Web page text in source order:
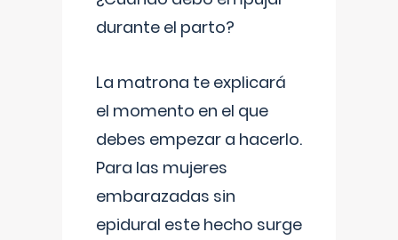
durante el parto?
La matrona te explicará
el momento en el que
debes empezar a hacerlo.
Para las mujeres
embarazadas sin
epidural este hecho surge